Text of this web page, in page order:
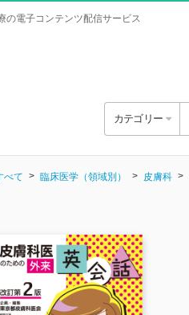
の電子コンテンツ配信サービス
カテゴリー
べて 臨床医学（領域別） 皮膚科